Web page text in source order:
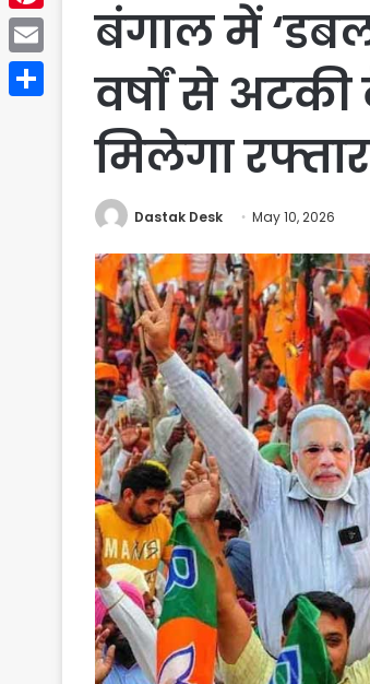
बंगाल में
वर्षों से
मिलेगा रफ्तार
Dastak Desk May 10, 2026
Pinterest
Email